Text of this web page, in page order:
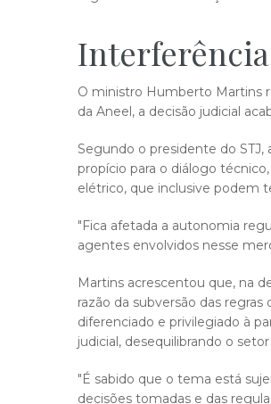
O ministro Humberto Martins
da Aneel, a decisão judicial
Segundo o presidente do
propício para o diálogo
elétrico, que inclusive podem
"Fica afetada a autonomia
agentes envolvidos nesse
Martins acrescentou que, na
razão da subversão das
diferenciado e privilegiado à
judicial, desequilibrando o
"É sabido que o tema está
decisões tomadas e das